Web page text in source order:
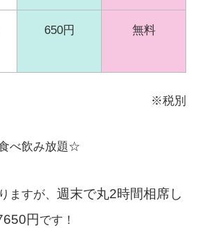
650円 無料
※税別
べ飲み放題☆
ますが、 週末で丸2時間相席し
円 です！